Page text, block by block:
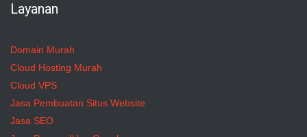
Layanan
Domain Murah
Cloud Hosting Murah
Cloud VPS
Jasa Pembuatan Situs Website
Jasa SEO